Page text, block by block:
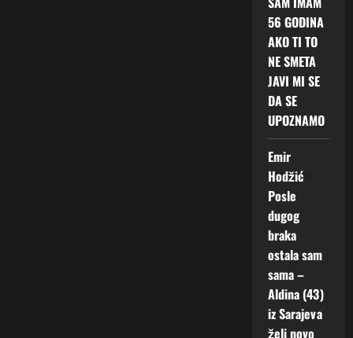
56 GODINA
AKO TI TO
NE SMETA
JAVI MI SE
DA SE
UPOZNAMO
Emir
Hodžić
Posle
dugog
braka
ostala sam
sama –
Aldina (43)
iz Sarajeva
želi novo